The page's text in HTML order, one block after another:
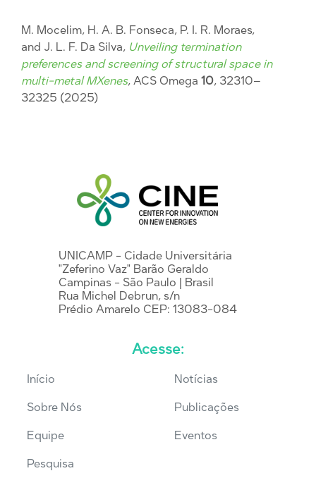
M. Mocelim, H. A. B. Fonseca, P. I. R. Moraes,
and J. L. F. Da Silva, Unveiling termination
preferences and screening of structural space in
multi-metal MXenes, ACS Omega 10, 32310–
32325 (2025)
UNICAMP - Cidade Universitária
"Zeferino Vaz" Barão Geraldo
Campinas - São Paulo | Brasil
Rua Michel Debrun, s/n
Prédio Amarelo CEP: 13083-084
Acesse:
Início
Sobre Nós
Equipe
Pesquisa
Notícias
Publicações
Eventos